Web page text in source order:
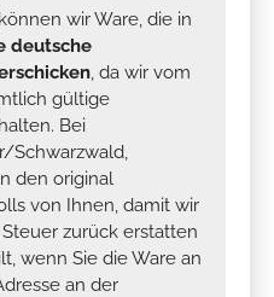
wir Ware, die in
deutsche
, da wir vom
gültige
Bei
Schwarzwald,
den original
von Ihnen, damit wir
zurück erstatten
wenn Sie die Ware an
an der